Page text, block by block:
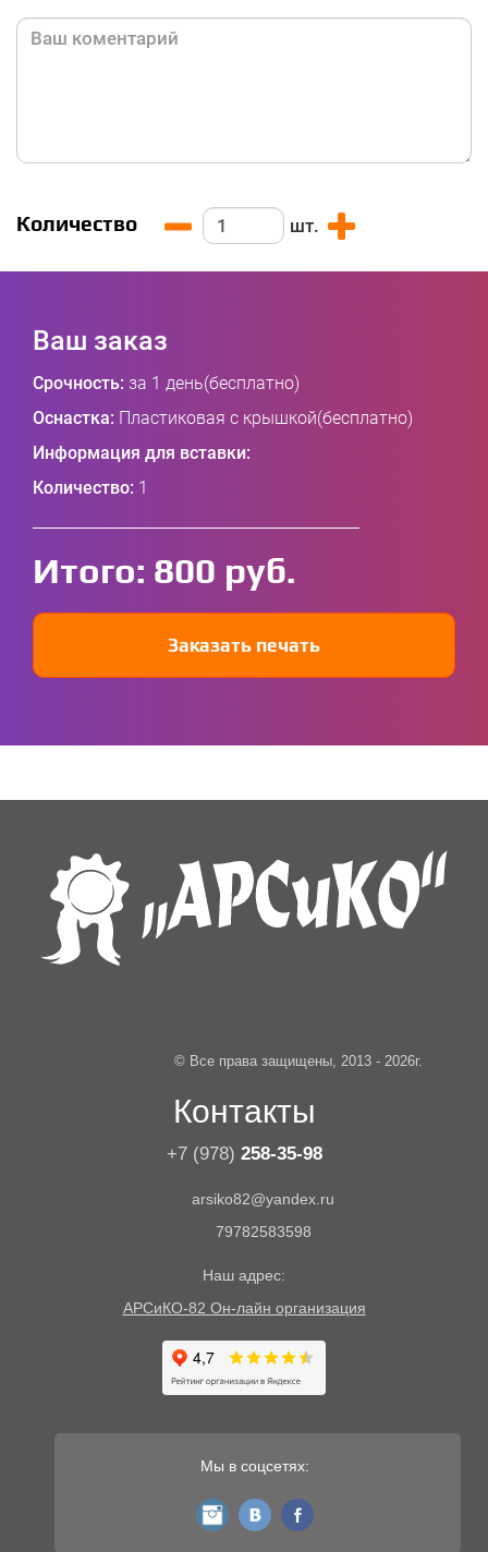
Количество шт.
Ваш заказ
Срочность: за 1 день(бесплатно)
Оснастка: Пластиковая с крышкой(бесплатно)
Информация для вставки:
Количество: 1
Итого: 800
Заказать печать
© Все права защищены, 2013 - 2026г.
Контакты
+7 (978) 258-35-98
arsiko82@yandex.ru
79782583598
Наш адрес:
АРСиКО-82 Он-лайн организация
Мы в соцсетях:
instagram
vk fb